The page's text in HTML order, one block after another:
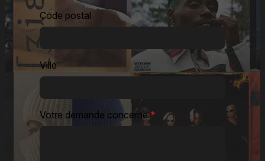
Code postal
Ville
Votre demande concerne*